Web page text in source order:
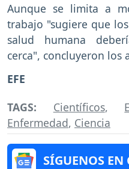
Aunque se limita a
trabajo "sugiere que
salud humana
cerca", concluyeron los
EFE
TAGS: Científicos,
Enfermedad, Ciencia
SÍGUENOS EN